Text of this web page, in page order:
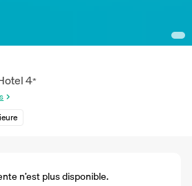
4*
n’est plus disponible.